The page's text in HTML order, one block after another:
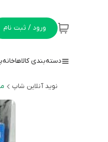
ورود / ثبت نام
دسته‌بندی کالاهاخانه
نوید آنلاین شاپ